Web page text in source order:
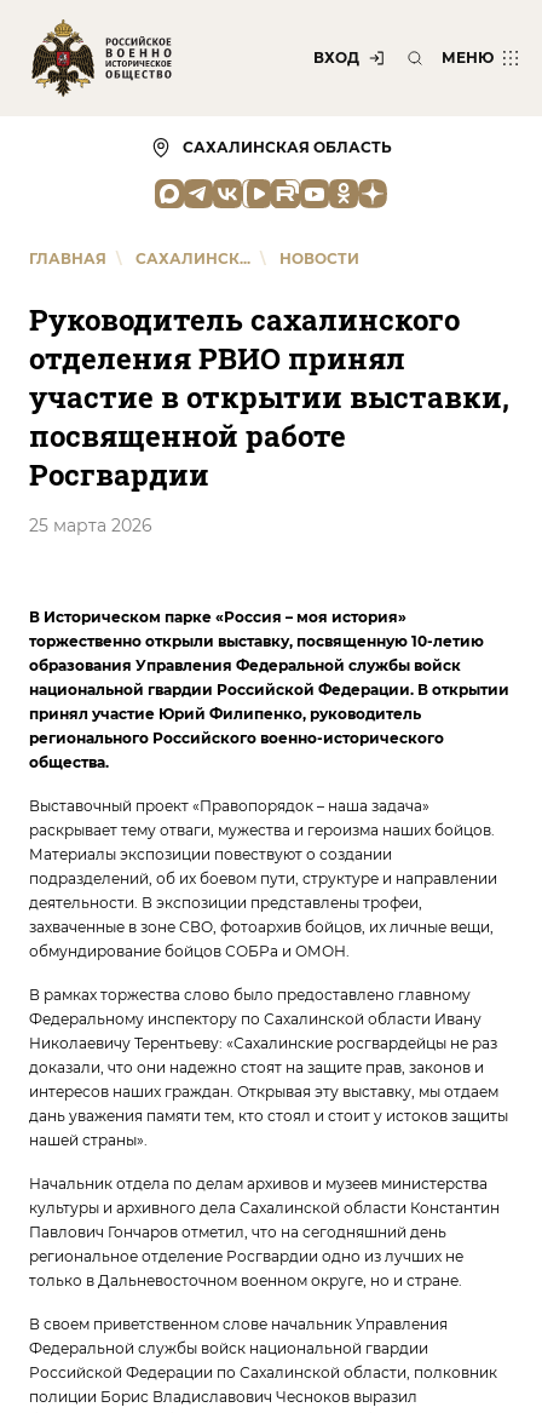
ВХОД МЕНЮ
САХАЛИНСКАЯ ОБЛАСТЬ
ГЛАВНАЯ \ САХАЛИНСК... \ НОВОСТИ
Руководитель сахалинского
отделения РВИО принял
участие в открытии выставки,
посвященной работе
Росгвардии
25 марта 2026
В Историческом парке «Россия – моя история»
торжественно открыли выставку, посвященную 10-летию
образования Управления Федеральной службы войск
национальной гвардии Российской Федерации. В открытии
принял участие Юрий Филипенко, руководитель
регионального Российского военно-исторического
общества.
Выставочный проект «Правопорядок – наша задача»
раскрывает тему отваги, мужества и героизма наших бойцов.
Материалы экспозиции повествуют о создании
подразделений, об их боевом пути, структуре и направлении
деятельности. В экспозиции представлены трофеи,
захваченные в зоне СВО, фотоархив бойцов, их личные вещи,
обмундирование бойцов СОБРа и ОМОН.
В рамках торжества слово было предоставлено главному
Федеральному инспектору по Сахалинской области Ивану
Николаевичу Терентьеву: «Сахалинские росгвардейцы не раз
доказали, что они надежно стоят на защите прав, законов и
интересов наших граждан. Открывая эту выставку, мы отдаем
дань уважения памяти тем, кто стоял и стоит у истоков защиты
нашей страны».
Начальник отдела по делам архивов и музеев министерства
культуры и архивного дела Сахалинской области Константин
Павлович Гончаров отметил, что на сегодняшний день
региональное отделение Росгвардии одно из лучших не
только в Дальневосточном военном округе, но и стране.
В своем приветственном слове начальник Управления
Федеральной службы войск национальной гвардии
Российской Федерации по Сахалинской области, полковник
полиции Борис Владиславович Чесноков выразил